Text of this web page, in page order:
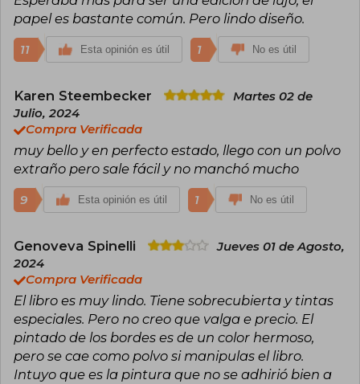
papel es bastante común. Pero lindo diseño.
11 Esta opinión es útil 1 No es útil
Karen Steembecker
Martes 02 de
Julio, 2024
Compra Verificada
muy bello y en perfecto estado, llego con un polvo
extraño pero sale fácil y no manchó mucho
9 Esta opinión es útil 1 No es útil
Genoveva Spinelli
Jueves 01 de Agosto,
2024
Compra Verificada
El libro es muy lindo. Tiene sobrecubierta y tintas
especiales. Pero no creo que valga e precio. El
pintado de los bordes es de un color hermoso,
pero se cae como polvo si manipulas el libro.
Intuyo que es la pintura que no se adhirió bien a